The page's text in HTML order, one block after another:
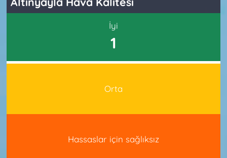
İyi
1
Orta
Hassaslar için sağlıksız